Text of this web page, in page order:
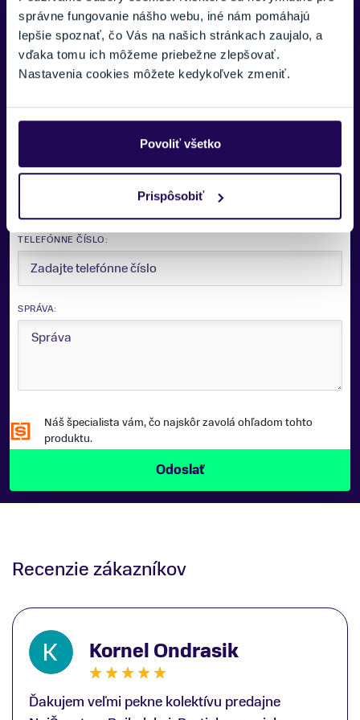
správne fungovanie nášho webu, iné nám pomáhajú
lepšie spoznať, čo Vás na našich stránkach zaujalo, a
vďaka tomu ich môžeme priebežne zlepšovať.
Nastavenia cookies môžete kedykoľvek zmeniť.
Povoliť všetko
Prispôsobiť
Univerzálny
FARBA
Hnedá
Sporten
Zobraziť menej
Potrebujete viac informácii? Sme tu
pre vás.
E-MAIL:
TELEFÓNNE ČÍSLO:
SPRÁVA:
Náš špecialista vám, čo najskôr zavolá ohľadom tohto
produktu.
Recenzie zákazníkov
Kornel Ondrasik
Ďakujem veľmi pekne kolektívu predajne